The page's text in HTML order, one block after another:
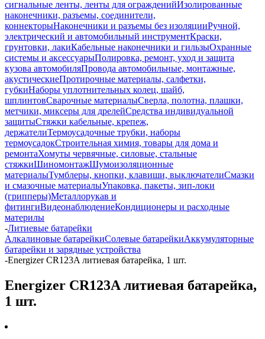
сигнальные ленты, ленты для огражденийИзолированные
наконечники, разъемы, соединители,
коннекторыНаконечники и разъемы без изоляцииРучной,
электрический и автомобильный инструментКраски,
грунтовки, лакиКабельные наконечники и гильзыОхранные
системы и аксессуарыПолировка, ремонт, уход и защита
кузова автомобиляПровода автомобильные, монтажные,
акустическиеПротирочные материалы, салфетки,
губкиНаборы уплотнительных колец, шайб,
шплинтовСварочные материалыСверла, полотна, плашки,
метчики, миксеры для дрелейСредства индивидуальной
защитыСтяжки кабельные, крепеж,
держателиТермоусадочные трубки, наборы
термоусадокСтроительная химия, товары для дома и
ремонтаХомуты червячные, силовые, стальные
стяжкиШиномонтажШумоизоляционные
материалыТумблеры, кнопки, клавиши, выключателиСмазки
и смазочные материалыУпаковка, пакеты, зип-локи
(грипперы)Металлорукав и
фитингиВидеонаблюдениеКондиционеры и расходные
материлы
-Литиевые батарейки
Алкалиновые батарейкиСолевые батарейкиАккумуляторные
батарейки и зарядные устройства
-Energizer CR123A литиевая батарейка, 1 шт.
Energizer CR123A литиевая батарейка,
1 шт.